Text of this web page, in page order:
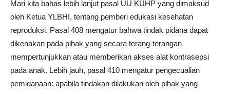
Mari kita bahas lebih lanjut pasal UU KUHP yang dimaksud
oleh Ketua YLBHI, tentang pemberi edukasi kesehatan
reproduksi. Pasal 408 mengatur bahwa tindak pidana dapat
dikenakan pada pihak yang secara terang-terangan
mempertunjukkan atau memberikan akses alat kontrasepsi
pada anak. Lebih jauh, pasal 410 mengatur pengecualian
pemidanaan: apabila tindakan dilakukan oleh pihak yang